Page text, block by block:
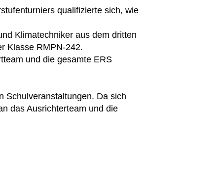
qualifizierte sich, wie
Klimatechniker aus dem dritten
Klasse RMPN-242.
und die gesamte ERS
Schulveranstaltungen. Da sich
das Ausrichterteam und die